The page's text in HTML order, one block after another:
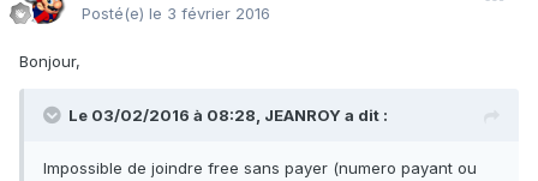
Posté(e) le 3 février 2016
Bonjour,
Le 03/02/2016 à 08:28, JEANROY a dit :
Impossible de joindre free sans payer (numero payant ou